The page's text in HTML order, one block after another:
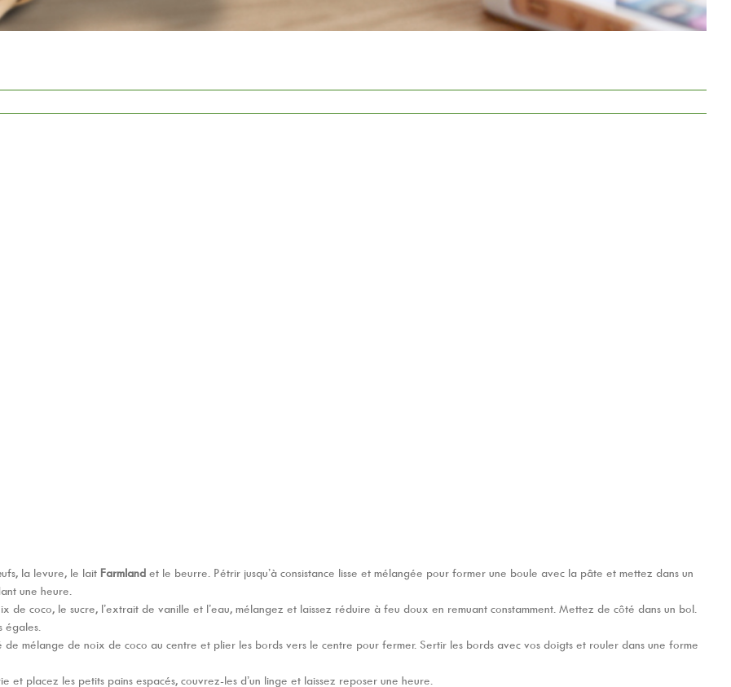
la levure, le lait Farmland et le beurre. Pétrir jusqu’à consistance lisse et mélangée pour former une boule avec la pâte et mettez dans un
une heure.
de coco, le sucre, l’extrait de vanille et l’eau, mélangez et laissez réduire à feu doux en remuant constamment. Mettez de côté dans un bol.
mélange de noix de coco au centre et plier les bords vers le centre pour fermer. Sertir les bords avec vos doigts et rouler dans une forme
placez les petits pains espacés, couvrez-les d’un linge et laissez reposer une heure.